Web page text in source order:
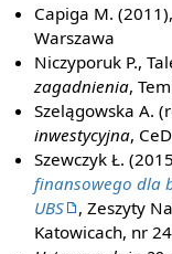
Capiga M. (2011),
Warszawa
Niczyporuk P.,
zagadnienia,
Szelągowska A.
inwestycyjna,
Szewczyk Ł.
finansowego dla
UBS
, Zeszyty
Katowicach, nr